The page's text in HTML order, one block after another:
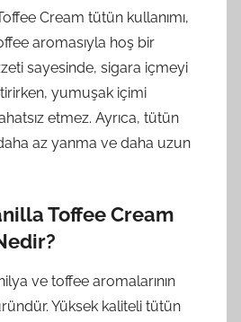
Cream tütün kullanımı,
aromasıyla hoş bir
sayesinde, sigara içmeyi
yumuşak içimi
etmez. Ayrıca, tütün
az yanma ve daha uzun
Toffee Cream
ve toffee aromalarının
Yüksek kaliteli tütün